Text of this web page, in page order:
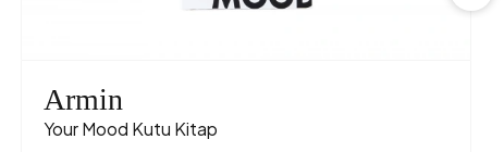
Armin
Your Mood Kutu Kitap